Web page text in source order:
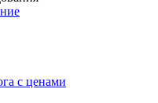
с ценами